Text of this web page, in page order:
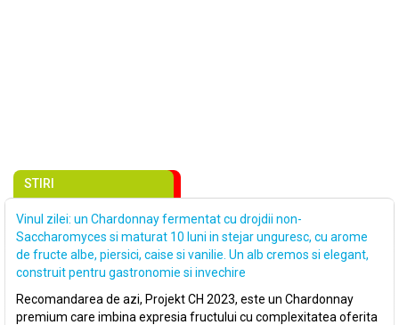
STIRI
Vinul zilei: un Chardonnay fermentat cu drojdii non-
Saccharomyces si maturat 10 luni in stejar unguresc, cu arome
de fructe albe, piersici, caise si vanilie. Un alb cremos si elegant,
construit pentru gastronomie si invechire
Recomandarea de azi, Projekt CH 2023, este un Chardonnay
premium care imbina expresia fructului cu complexitatea oferita